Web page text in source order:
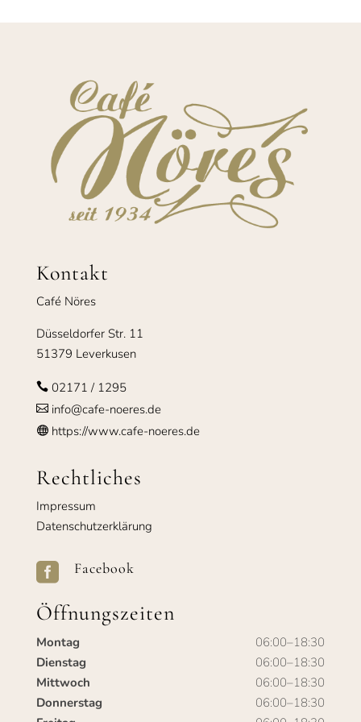
Kontakt
Café Nöres
Düsseldorfer Str. 11
51379 Leverkusen
 02171 / 1295
info@cafe-noeres.de
https://www.cafe-noeres.de
Rechtliches
Impressum
Datenschutzerklärung
 Facebook
Öffnungszeiten
Montag
06:00–18:30
Dienstag
06:00–18:30
Mittwoch
06:00–18:30
Donnerstag
06:00–18:30